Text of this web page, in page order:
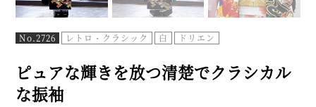
No.2726 レトロ・クラシック 白 ドリエン
ピュアな輝きを放つ清楚でクラシカル
な振袖